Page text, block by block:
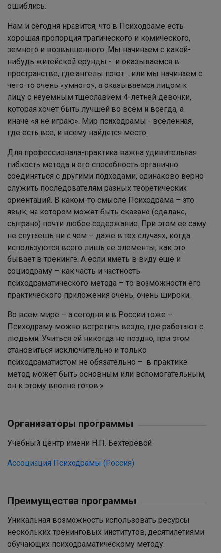
ошиблись.
Нам и сегодня нравится, что в Психодраме есть
хорошая пропорция трагического и комического,
земного и возвышенного. Мы начинаем с какой-
нибудь житейской ерунды - и оказываемся в
пространстве, где ангелы поют… или мы начинаем с
чего-то очень «умного», а оказываемся лицом к
лицу с неуемным тщеславием 4-летней девочки,
которая хочет быть лучшей во всем и всегда, а
иначе «я не играю». Мир психодрамы - вселенная,
где есть все, и всему найдется место.
Для профессионала-практика важна удивительная
гибкость метода и его способность органично
соединяться с другими подходами, одинаково верно
служить последователям разных теоретических
ориентаций. В каком-то смысле Психодрама – это
язык, на котором может быть сказано (сделано,
сыграно) почти любое содержание. При этом ее саму
не спутаешь ни с чем – даже в тех случаях, когда
используются всего лишь ее элементы, как это
бывает в тренинге. А если иметь в виду еще и
социодраму – как часть и частность
психодраматического метода – то возможности его
практического приложения очень, очень широки.
Во всем мире – а сегодня и в России тоже –
Психодраму можно встретить везде, где работают с
людьми. Учиться ей никогда не поздно, при этом
становиться исключительно и только
психодраматистом не обязательно – в практике
метод может быть основным или вспомогательным,
он к этому вполне готов.»
Организаторы программы
Учебный центр имени Н.П. Бехтеревой
Ассоциация Психодрамы (Россия)
Преимущества программы
Уникальная возможность использовать ресурсы
нескольких тренинговых институтов, десятилетиями
обучающих психодраматическому методу.